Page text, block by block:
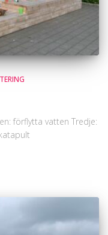
förflytta vatten Tredje: